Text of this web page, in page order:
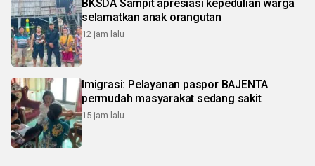
BKSDA Sampit apresiasi kepedulian warga
selamatkan anak orangutan
12 jam lalu
Imigrasi: Pelayanan paspor BAJENTA
permudah masyarakat sedang sakit
15 jam lalu